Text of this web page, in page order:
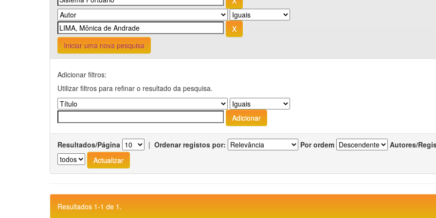
Iniciar uma nova pesquisa
Adicionar filtros:
Utilizar filtros para refinar o resultado da pesquisa.
Resultados/Página | Ordenar registos por: Por ordem Autores/
Resultados 1-1 de 1.